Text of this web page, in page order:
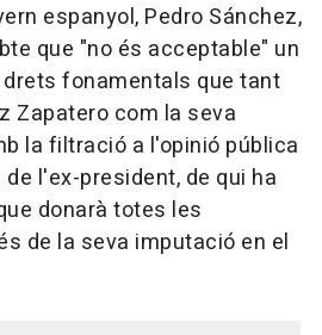
espanyol, Pedro Sánchez,
que "no és acceptable" un
fonamentals que tant
Zapatero com la seva
la filtració a l'opinió pública
l'ex-president, de qui ha
donarà totes les
de la seva imputació en el